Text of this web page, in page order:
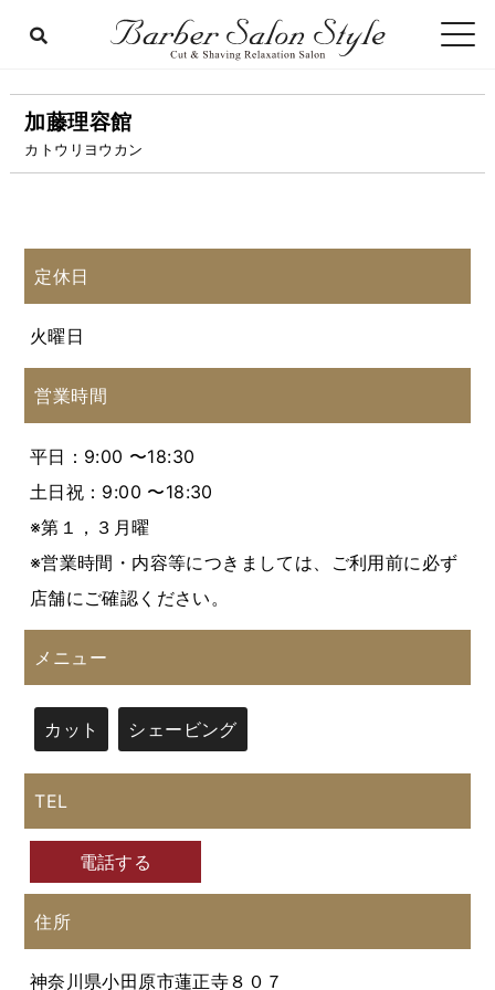
加藤理容館
カトウリヨウカン
定休日
火曜日
営業時間
平日：9:00 〜18:30
土日祝：9:00 〜18:30
※第１，３月曜
※営業時間・内容等につきましては、ご利用前に必ず
店舗にご確認ください。
メニュー
カット シェービング
TEL
電話する
住所
神奈川県小田原市蓮正寺８０７